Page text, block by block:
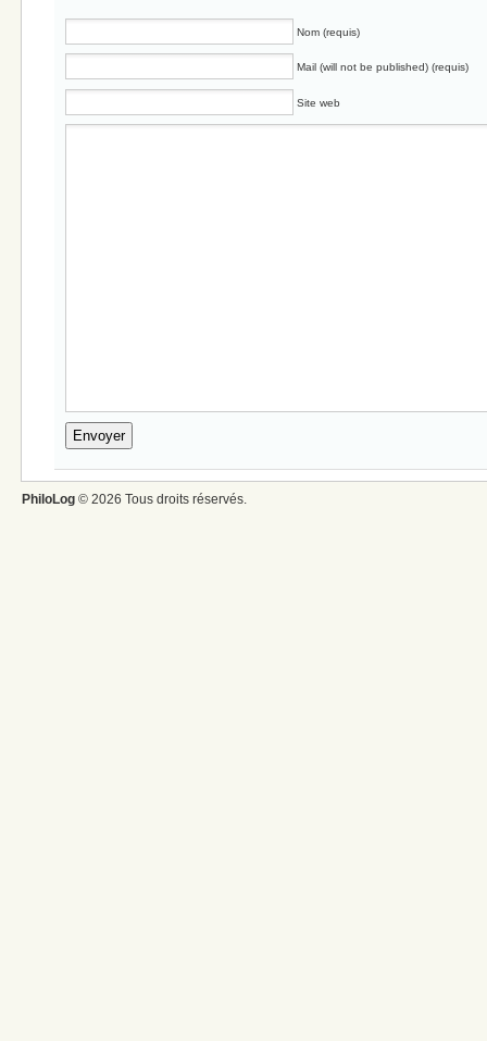
Nom (requis)
Mail (will not be published) (requis)
Site web
PhiloLog © 2026 Tous droits réservés.